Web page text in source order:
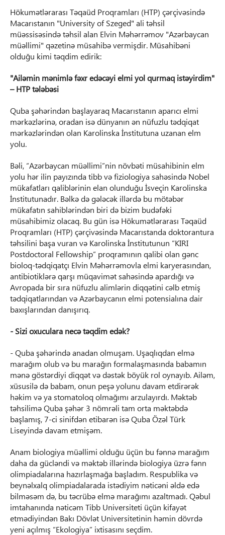
Hökumətlərarası Təqaüd Proqramları (HTP) çərçivəsində
Macarıstanın "University of Szeged" ali təhsil
müəssisəsində təhsil alan Elvin Məhərrəmov "Azərbaycan
müəllimi" qəzetinə müsahibə vermişdir. Müsahibəni
olduğu kimi təqdim edirik:
"Ailəmin mənimlə fəxr edəcəyi elmi yol qurmaq istəyirdim"
– HTP tələbəsi
Quba şəhərindən başlayaraq Macarıstanın aparıcı elmi
mərkəzlərinə, oradan isə dünyanın ən nüfuzlu tədqiqat
mərkəzlərindən olan Karolinska İnstitutuna uzanan elm
yolu.
Bəli, “Azərbaycan müəllimi”nin növbəti müsahibinin elm
yolu hər ilin payızında tibb və fiziologiya sahəsində Nobel
mükafatları qaliblərinin elan olunduğu İsveçin Karolinska
İnstitutunadır. Bəlkə də gələcək illərdə bu mötəbər
mükafatın sahiblərindən biri də bizim budəfəki
müsahibimiz olacaq. Bu gün isə Hökumətlərarası Təqaüd
Proqramları (HTP) çərçivəsində Macarıstanda doktorantura
təhsilini başa vuran və Karolinska İnstitutunun “KIRI
Postdoctoral Fellowship” proqramının qalibi olan gənc
bioloq-tədqiqatçı Elvin Məhərrəmovla elmi karyerasından,
antibiotiklərə qarşı müqavimət sahəsində apardığı və
Avropada bir sıra nüfuzlu alimlərin diqqətini cəlb etmiş
tədqiqatlarından və Azərbaycanın elmi potensialına dair
baxışlarından danışırıq.
- Sizi oxuculara necə təqdim edək?
- Quba şəhərində anadan olmuşam. Uşaqlıqdan elmə
marağım olub və bu marağın formalaşmasında babamın
mənə göstərdiyi diqqət və dəstək böyük rol oynayıb. Ailəm,
xüsusilə də babam, onun peşə yolunu davam etdirərək
həkim və ya stomatoloq olmağımı arzulayırdı. Məktəb
təhsilimə Quba şəhər 3 nömrəli tam orta məktəbdə
başlamış, 7-ci sinifdən etibarən isə Quba Özəl Türk
Liseyində davam etmişəm.
Anam biologiya müəllimi olduğu üçün bu fənnə marağım
daha da gücləndi və məktəb illərində biologiya üzrə fənn
olimpiadalarına hazırlaşmağa başladım. Respublika və
beynəlxalq olimpiadalarada istədiyim nəticəni əldə edə
bilməsəm də, bu təcrübə elmə marağımı azaltmadı. Qəbul
imtahanında nəticəm Tibb Universiteti üçün kifayət
etmədiyindən Bakı Dövlət Universitetinin həmin dövrdə
yeni açılmış “Ekologiya” ixtisasını seçdim.